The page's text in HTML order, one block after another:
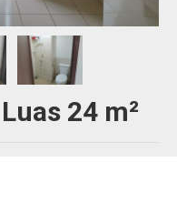
24 m²